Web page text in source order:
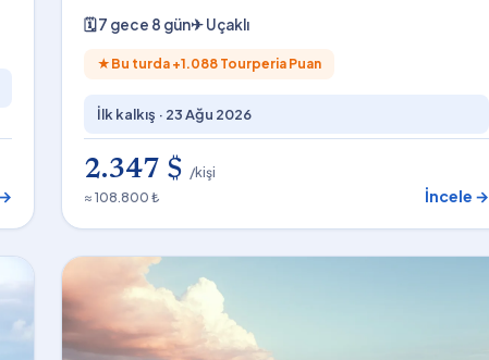
🗓7 gece 8 gün✈Uçaklı
★ Bu turda +1.088Tourperia Puan
İlk kalkış · 23 Ağu 2026
2.347 $ /kişi
≈ 108.800 ₺
İncele →